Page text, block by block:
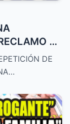
DE
DE